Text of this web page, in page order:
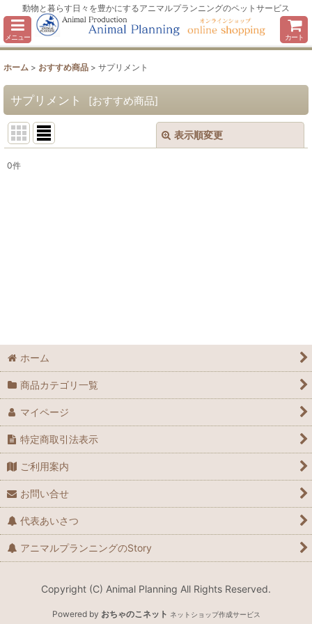
動物と暮らす日々を豊かにするアニマルプランニングのペットサービス
メニュー カート
ホーム > おすすめ商品 > サプリメント
サプリメント [おすすめ商品]
表示順変更
0件
ホーム
商品カテゴリ一覧
マイページ
特定商取引法表示
ご利用案内
お問い合せ
代表あいさつ
アニマルプランニングのStory
Copyright (C) Animal Planning All Rights Reserved.
Powered by おちゃのこネット ネットショップ作成サービス